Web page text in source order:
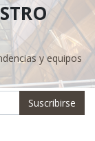
y equipos
Suscribirse